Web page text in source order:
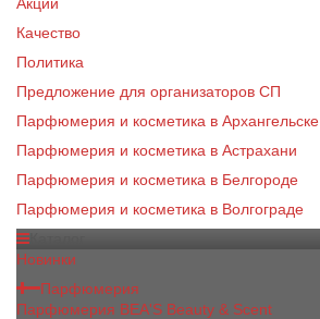
Качество
Политика
Предложение для организаторов СП
Парфюмерия и косметика в Архангельске
Парфюмерия и косметика в Астрахани
Парфюмерия и косметика в Белгороде
Парфюмерия и косметика в Волгограде
Новинки
Парфюмерия
Парфюмерия BEA'S Beauty & Scent